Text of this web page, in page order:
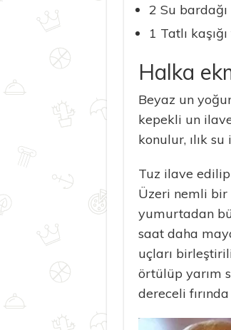
2 Su bardağı
1 Tatlı
Halka
Beyaz un
kepekli un
konulur, ılık
Tuz ilave
Üzeri nemli bir
yumurtadan
saat daha
uçları
örtülüp yarım
dereceli